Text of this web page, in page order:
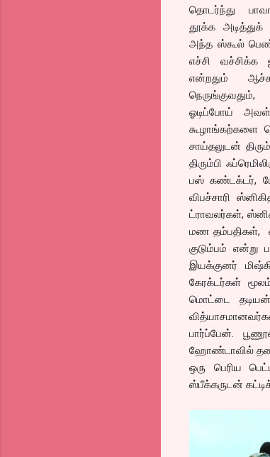
தொடர்ந்து
தூக்க அடித்துக்
அந்த ஸ்கூல்
எச்சி வச்சிக்க
என்றதும்
ஓடிப்போய்
கூழாங்கற்களை
சாய்தலுடன்
திரும்பி
பஸ் கண்டக்டர்,
விபச்சாரி
ட்ராவலர்கள்,
மண தம்பதிகள்,
குடும்பம் என்று
இயக்குனர்
கேரக்டர்கள்
மொட்டை
பார்ப்பேன்.
ஹோண்டாவில் தலை
ஒரு பெரிய
ஸ்பீக்கருடன்